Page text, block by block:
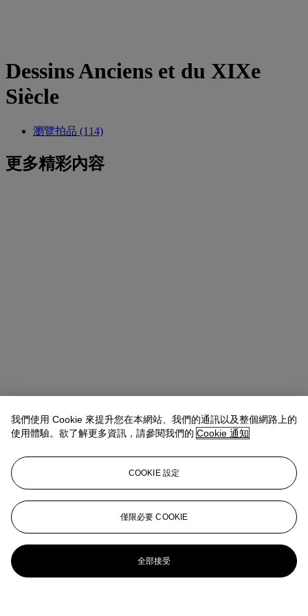
Dessins Anciens et du XIXe
Siècle
瀏覽拍品 (114)
更多精彩內容
我們使用 Cookie 來提升您在本網站、我們的通訊以及整個網路上的
使用體驗。欲了解更多資訊，請參閱我們的 Cookie 通知
COOKIE 設定
僅限必要 COOKIE
全部接受